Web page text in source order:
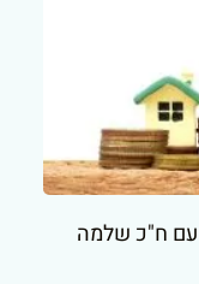
עם ח"כ שלמה